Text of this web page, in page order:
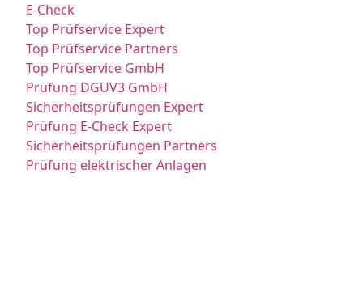
E-Check
Top Prüfservice Expert
Top Prüfservice Partners
Top Prüfservice GmbH
Prüfung DGUV3 GmbH
Sicherheitsprüfungen Expert
Prüfung E-Check Expert
Sicherheitsprüfungen Partners
Prüfung elektrischer Anlagen